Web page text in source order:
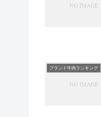
ブランド牛肉ランキング